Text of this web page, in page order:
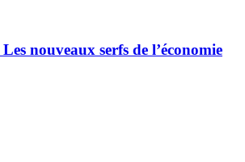
nouveaux serfs de l’économie